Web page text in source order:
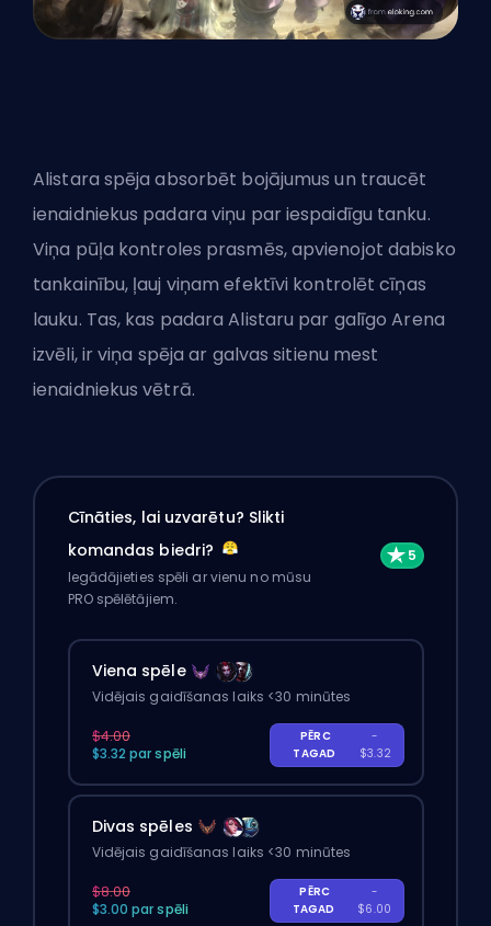
Alistara spēja absorbēt bojājumus un traucēt
ienaidniekus padara viņu par iespaidīgu tanku.
Viņa pūļa kontroles prasmēs, apvienojot dabisko
tankainību, ļauj viņam efektīvi kontrolēt cīņas
lauku. Tas, kas padara Alistaru par galīgo Arena
izvēli, ir viņa spēja ar galvas sitienu mest
ienaidniekus vētrā.
Cīnāties, lai uzvarētu? Slikti
komandas biedri?
Iegādājieties spēli ar vienu no mūsu
PRO spēlētājiem.
Viena spēle
Vidējais gaidīšanas laiks <30 minūtes
$4.00
$3.32 par spēli
PĒRC
TAGAD
-
$3.32
Divas spēles
Vidējais gaidīšanas laiks <30 minūtes
$8.00
$3.00 par spēli
PĒRC
TAGAD
-
$6.00